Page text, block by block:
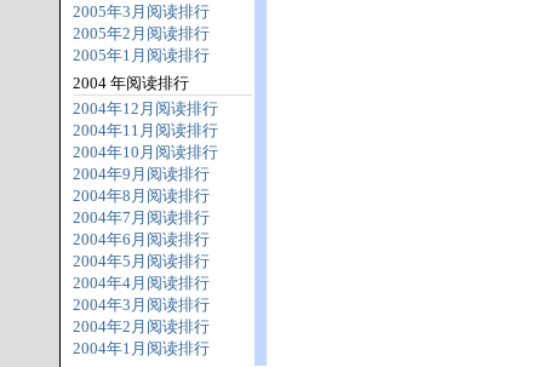
2005年3月阅读排行
2005年2月阅读排行
2005年1月阅读排行
2004 年阅读排行
2004年12月阅读排行
2004年11月阅读排行
2004年10月阅读排行
2004年9月阅读排行
2004年8月阅读排行
2004年7月阅读排行
2004年6月阅读排行
2004年5月阅读排行
2004年4月阅读排行
2004年3月阅读排行
2004年2月阅读排行
2004年1月阅读排行